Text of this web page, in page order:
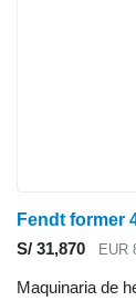
Fendt former
S/ 31,870
EUR
Maquinaria de